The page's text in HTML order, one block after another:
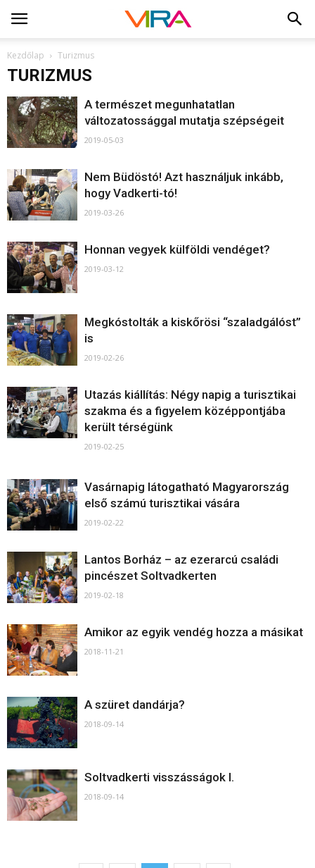
Kezdőlap Turizmus
TURIZMUS
A természet megunhatatlan
változatossággal mutatja szépségeit
2019-05-03
Nem Büdöstó! Azt használjuk inkább,
hogy Vadkerti-tó!
2019-03-26
Honnan vegyek külföldi vendéget?
2019-03-12
Megkóstolták a kiskőrösi “szaladgálóst”
is
2019-02-26
Utazás kiállítás: Négy napig a turisztikai
szakma és a figyelem középpontjába
került térségünk
2019-02-25
Vasárnapig látogatható Magyarország
első számú turisztikai vására
2019-02-22
Lantos Borház – az ezerarcú családi
pincészet Soltvadkerten
2019-02-18
Amikor az egyik vendég hozza a másikat
2018-11-21
A szüret dandárja?
2018-09-14
Soltvadkerti visszásságok I.
2018-09-14